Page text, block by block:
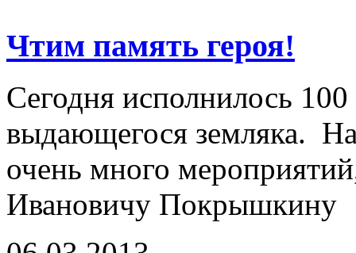
Чтим память героя!
Сегодня исполнилось
выдающегося земляка.
очень много
Ивановичу Покрышкину